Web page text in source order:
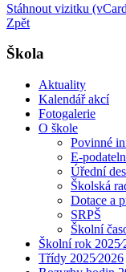
Stáhnout vizitku
Zpět
Škola
Aktuality
Kalendář akcí
Fotogalerie
O škole
Povinné
E-
Úřední
Školská
Dotace a
SRPŠ
Školní
Školní rok
Třídy 2025⁄2026